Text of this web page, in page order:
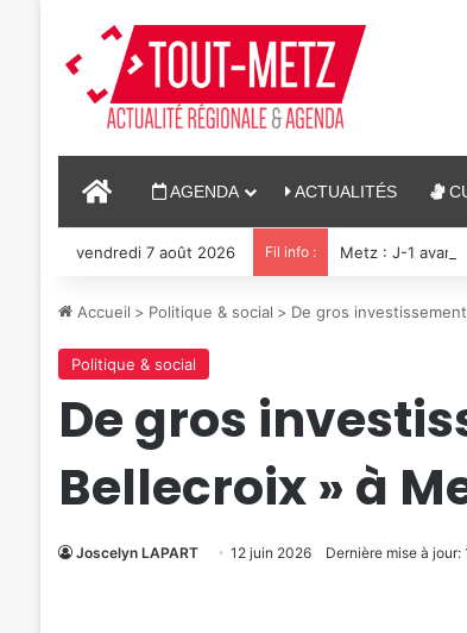
ACCUEILAGENDA ACTUALITÉS
vendredi 7 août 2026 Fil info : Metz : J-1 avant
Accueil > Politique & social > De gros
Politique & social
De gros
Bellecroix » à
Joscelyn LAPART 12 juin 2026 Dernière mise à jour: